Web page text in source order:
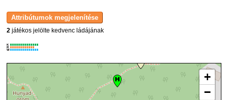
2 játékos jelölte kedvenc ládájának
K
R
W
+
−